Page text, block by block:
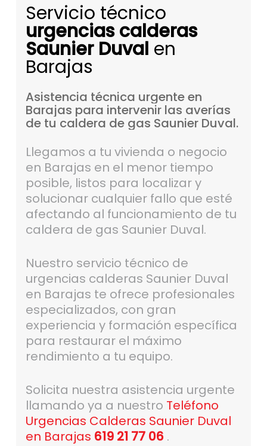
Servicio técnico
urgencias calderas
Saunier Duval en
Barajas
Asistencia técnica urgenteen
Barajas para intervenir las averías
de tu caldera de gas Saunier Duval.
Llegamos a tu vivienda o negocio
en Barajas en el menor tiempo
posible, listos para localizar y
solucionar cualquier fallo que esté
afectando al funcionamiento de tu
caldera de gas Saunier Duval.
Nuestro servicio técnico de
urgencias calderas Saunier Duval
en Barajas te ofrece profesionales
especializados, con gran
experiencia y formación específica
para restaurar el máximo
rendimiento a tu equipo.
Solicita nuestra asistencia urgente
llamando ya a nuestro Teléfono
Urgencias Calderas Saunier Duval
en Barajas 619 21 77 06 .